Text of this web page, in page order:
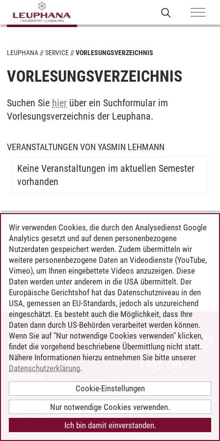
LEUPHANA SERVICE VORLESUNGSVERZEICHNIS
VORLESUNGSVERZEICHNIS
Suchen Sie hier über ein Suchformular im
Vorlesungsverzeichnis der Leuphana.
VERANSTALTUNGEN VON YASMIN LEHMANN
Keine Veranstaltungen im aktuellen Semester
vorhanden
Timo Leder/30.06.2024
KONTAKT
LEUPHANA ALS ARBEITGEBER
INTRANET
BARRIEREFREIHEIT
COOKIE-EINSTELLUNGEN
Wir verwenden Cookies, die durch den Analysedienst Google
Analytics gesetzt und auf denen personenbezogene
Nutzerdaten gespeichert werden. Zudem übermitteln wir
weitere personenbezogene Daten an Videodienste (YouTube,
Vimeo), um Ihnen eingebettete Videos anzuzeigen. Diese
Daten werden unter anderem in die USA übermittelt. Der
Europäische Gerichtshof hat das Datenschutzniveau in den
USA, gemessen an EU-Standards, jedoch als unzureichend
eingeschätzt. Es besteht auch die Möglichkeit, dass Ihre
Daten dann durch US-Behörden verarbeitet werden können.
Wenn Sie auf "Nur notwendige Cookies verwenden" klicken,
findet die vorgehend beschriebene Übermittlung nicht statt.
Nähere Informationen hierzu entnehmen Sie bitte unserer
Datenschutzerklärung.
Cookie-Einstellungen
Nur notwendige Cookies verwenden.
Ich bin damit einverstanden.